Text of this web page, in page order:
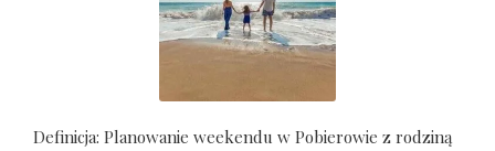
Definicja: Planowanie weekendu w Pobierowie z rodziną